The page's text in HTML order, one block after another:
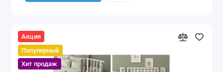
Акция
Популярный
Хит продаж